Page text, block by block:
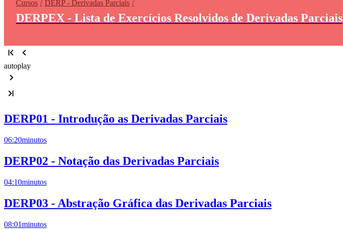
Cursos DERP - Derivadas Parciais
DERPEX - Lista de Exercícios Resolvidos de Derivadas Parciais
autoplay
DERP01 - Introdução as Derivadas Parciais
06:20minutos
DERP02 - Notação das Derivadas Parciais
04:10minutos
DERP03 - Abstração Gráfica das Derivadas Parciais
08:01minutos